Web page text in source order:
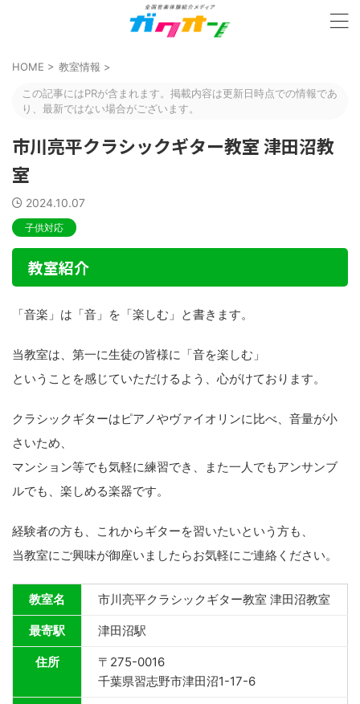
HOME > 教室情報 >
この記事にはPRが含まれます。掲載内容は更新日時点での情報であ
り、最新ではない場合がございます。
市川亮平クラシックギター教室 津田沼教
室
2024.10.07
子供対応
教室紹介
「音楽」は「音」を「楽しむ」と書きます。
当教室は、第一に生徒の皆様に「音を楽しむ」
ということを感じていただけるよう、心がけております。
クラシックギターはピアノやヴァイオリンに比べ、音量が小
さいため、
マンション等でも気軽に練習でき、また一人でもアンサンブ
ルでも、楽しめる楽器です。
経験者の方も、これからギターを習いたいという方も、
当教室にご興味が御座いましたらお気軽にご連絡ください。
教室名 市川亮平クラシックギター教室 津田沼教室
最寄駅 津田沼駅
住所
〒275-0016
千葉県習志野市津田沼1-17-6